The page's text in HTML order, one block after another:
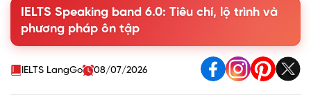
2. Tiêu chí chấm điểm IELTS Speaking band 6.0
3. Lộ trình ôn tập IELTS Speaking band 6.0
4. Cách ôn luyện để chinh phục IELTS Speaking band 6.0
5. Câu hỏi thường gặp về việc học Speaking band 6.0
IELTS Speaking band 6.0: Tiêu chí, lộ trình và
phương pháp ôn tập
IELTS LangGo 08/07/2026